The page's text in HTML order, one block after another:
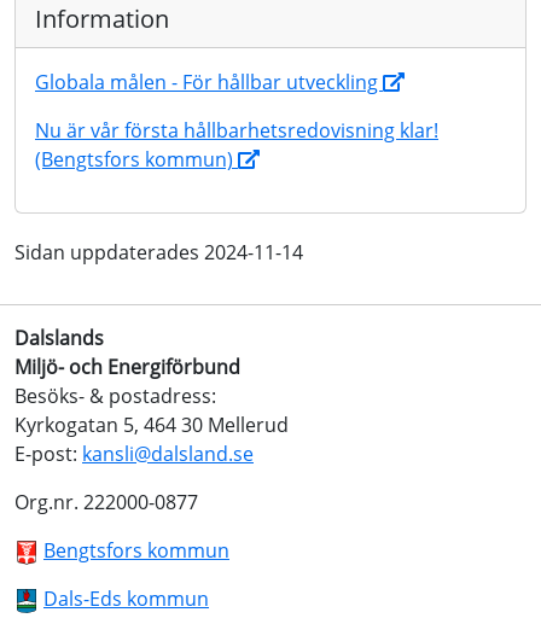
Information
Globala målen - För hållbar utveckling
Nu är vår första hållbarhetsredovisning klar!
(Bengtsfors kommun)
Sidan uppdaterades 2024-11-14
Dalslands
Miljö- och Energiförbund
Besöks- & postadress:
Kyrkogatan 5, 464 30 Mellerud
E-post: kansli@dalsland.se
Org.nr. 222000-0877
Bengtsfors kommun
Dals-Eds kommun